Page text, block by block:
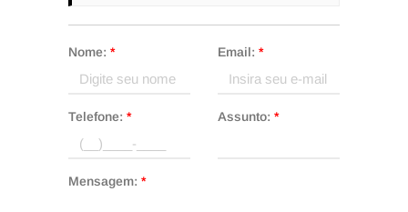
Nome: * Email: *
Telefone: * Assunto: *
Mensagem: *